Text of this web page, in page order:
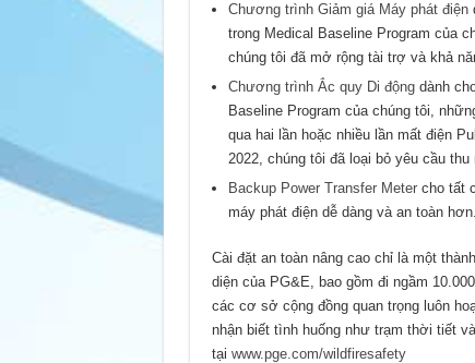
Chương trình Giảm giá Máy phát điện
trong Medical Baseline Program của
chúng tôi đã mở rộng tài trợ và khả
Chương trình Ắc quy Di độngdành
Baseline Program của chúng tôi,
qua hai lần hoặc nhiều lần mất điện
2022, chúng tôi đã loại bỏ yêu cầu thu
Backup Power Transfer Metercho tất
máy phát điện dễ dàng và an toàn hơn.
Cài đặt an toàn nâng cao chỉ là một
diện của PG&E, bao gồm đi ngầm
các cơ sở cộng đồng quan trọng luôn
nhận biết tình huống như trạm thời tiết
tại www.pge.com/wildfiresafety